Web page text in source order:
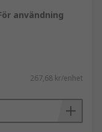
användning
267,68 kr/enhet